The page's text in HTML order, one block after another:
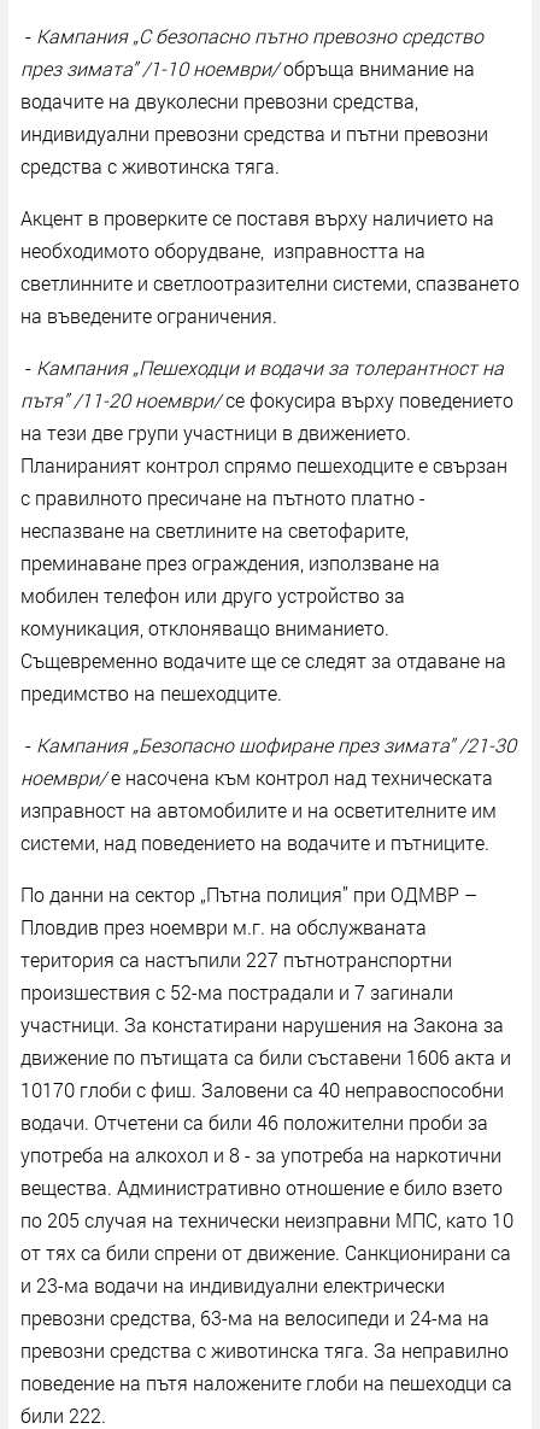
- Кампания „С безопасно пътно превозно средство
през зимата” /1-10 ноември/обръща внимание на
водачите на двуколесни превозни средства,
индивидуални превозни средства и пътни превозни
средства с животинска тяга.
Акцент в проверките се поставя върху наличието на
необходимото оборудване, изправността на
светлинните и светлоотразителни системи, спазването
на въведените ограничения.
- Кампания „Пешеходци и водачи за толерантност на
пътя” /11-20 ноември/се фокусира върху поведението
на тези две групи участници в движението.
Планираният контрол спрямо пешеходците е свързан
с правилното пресичане на пътното платно -
неспазване на светлините на светофарите,
преминаване през ограждения, използване на
мобилен телефон или друго устройство за
комуникация, отклоняващо вниманието.
Същевременно водачите ще се следят за отдаване на
предимство на пешеходците.
- Кампания „Безопасно шофиране през зимата” /21-30
ноември/е насочена към контрол над техническата
изправност на автомобилите и на осветителните им
системи, над поведението на водачите и пътниците.
По данни на сектор „Пътна полиция” при ОДМВР –
Пловдив през ноември м.г. на обслужваната
територия са настъпили 227 пътнотранспортни
произшествия с 52-ма пострадали и 7 загинали
участници. За констатирани нарушения на Закона за
движение по пътищата са били съставени 1606 акта и
10170 глоби с фиш. Заловени са 40 неправоспособни
водачи. Отчетени са били 46 положителни проби за
употреба на алкохол и 8 - за употреба на наркотични
вещества. Административно отношение е било взето
по 205 случая на технически неизправни МПС, като 10
от тях са били спрени от движение. Санкционирани са
и 23-ма водачи на индивидуални електрически
превозни средства, 63-ма на велосипеди и 24-ма на
превозни средства с животинска тяга. За неправилно
поведение на пътя наложените глоби на пешеходци са
били 222.